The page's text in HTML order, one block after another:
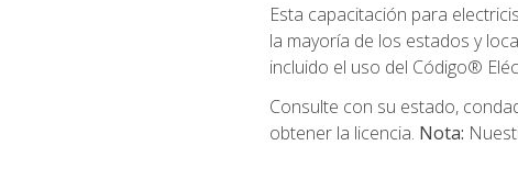
Esta capacitación para
la mayoría de los estados y
incluido el uso del Código®
Consulte con su estado,
obtener la licencia. Nota: